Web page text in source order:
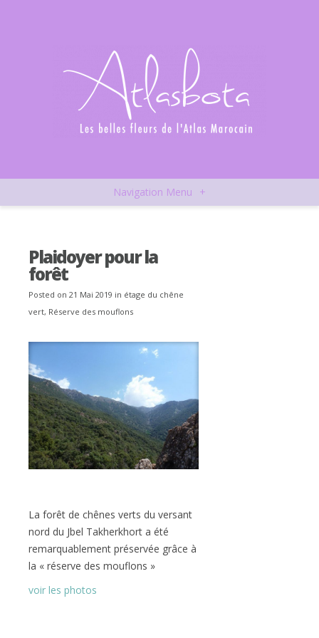
Navigation Menu +
Plaidoyer pour la
forêt
Posted on 21 Mai 2019 in étage du chêne
vert, Réserve des mouflons
La forêt de chênes verts du versant
nord du Jbel Takherkhort a été
remarquablement préservée grâce à
la « réserve des mouflons »
voir les photos